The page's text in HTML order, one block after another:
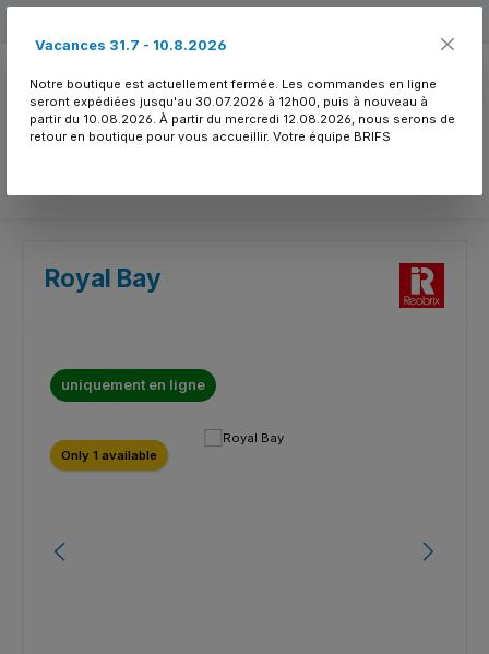
Royal Bay
uniquement en ligne
Only 1 available
Vacances 31.7 - 10.8.2026
Notre boutique est actuellement fermée. Les commandes en ligne
seront expédiées jusqu'au 30.07.2026 à 12h00, puis à nouveau à
partir du 10.08.2026. À partir du mercredi 12.08.2026, nous serons de
retour en boutique pour vous accueillir. Votre équipe BRIFS